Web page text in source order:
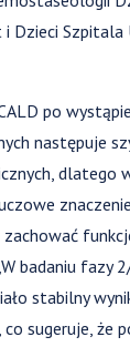
i Dzieci
po
następuje
dlatego
badaniu fazy
stabilny
co sugeruje, że